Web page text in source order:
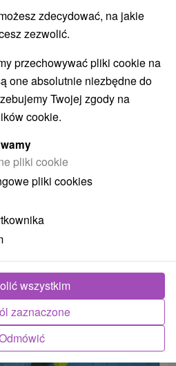
wspinaczkowa
-Banská Bystrica
dla publiczności
Bystrzycy. Wspina się po
i wpada...
POKAZ
zdecydować, na jakie
zezwolić.
przechowywać pliki cookie na
one absolutnie niezbędne do
Twojej zgody na
cookie.
pliki cookie
pliki cookies
zaznaczone
wszystkim